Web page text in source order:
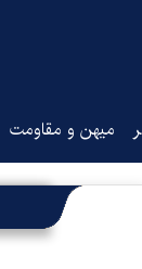
میهن و مقاومت